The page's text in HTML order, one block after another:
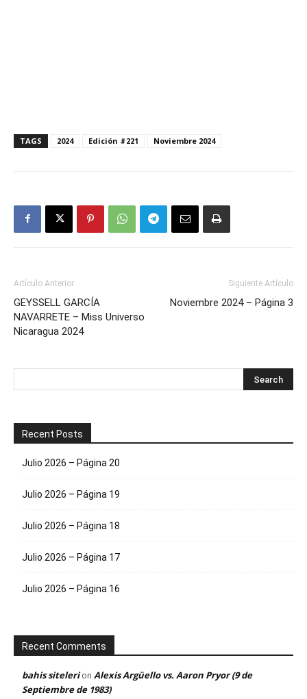
TAGS 2024 Edición #221 Noviembre 2024
Artículo Anterior
GEYSSELL GARCÍA
NAVARRETE – Miss Universo
Nicaragua 2024
Siguiente Artículo
Noviembre 2024 – Página 3
Recent Posts
Julio 2026 – Página 20
Julio 2026 – Página 19
Julio 2026 – Página 18
Julio 2026 – Página 17
Julio 2026 – Página 16
Recent Comments
bahis sitelerion Alexis Argüello vs. Aaron Pryor (9 de
Septiembre de 1983)